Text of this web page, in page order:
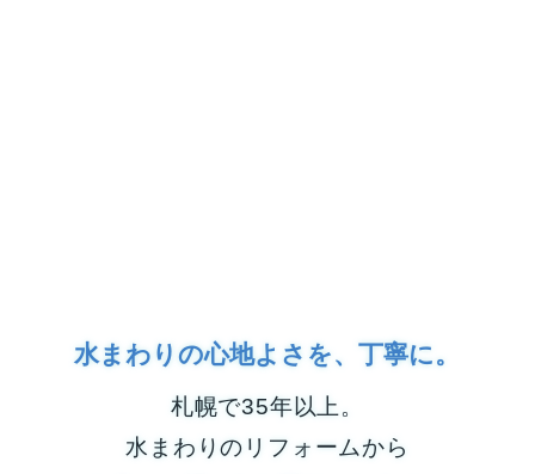
水まわりの心地よさを、丁寧に。
札幌で35年以上。
水まわりのリフォームから